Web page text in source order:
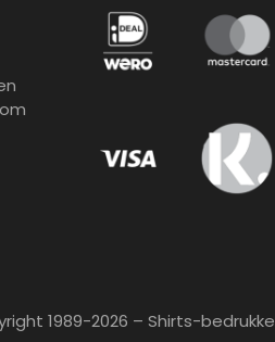
1989-2026 – Shirts-